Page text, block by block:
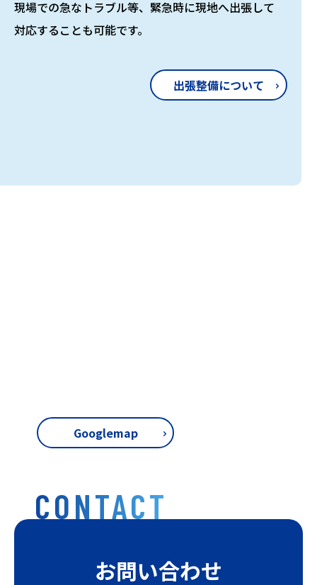
現場での急なトラブル等、緊急時に現地へ出張して
対応することも可能です。
出張整備について
Googlemap
CONTACT
お問い合わせ